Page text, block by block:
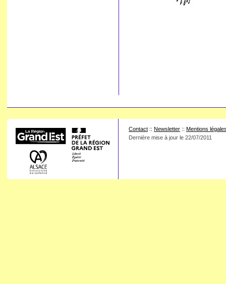
Contact :: Newsletter :: Mentions
Dernière mise à jour le 22/07/2011